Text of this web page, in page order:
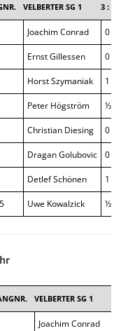
VELBERTER SG 1 3 : 5
Joachim Conrad 0 : 1
Ernst Gillessen 0 : 1
Horst Szymaniak 1 : 0
Peter Högström ½ : ½
Christian Diesing 0 : 1
Dragan Golubovic 0 : 1
Detlef Schönen 1 : 0
Uwe Kowalzick ½ : ½
VELBERTER SG 1
Joachim Conrad